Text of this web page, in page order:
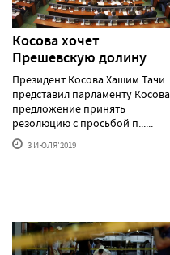
Косова хочет
Прешевскую долину
Президент Косова Хашим Тачи
представил парламенту Косова
предложение принять
резолюцию с просьбой п......
3 ИЮЛЯ'2019